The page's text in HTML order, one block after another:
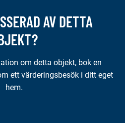
AV DETTA
om detta objekt, bok en
ett värderingsbesök i ditt eget
hem.